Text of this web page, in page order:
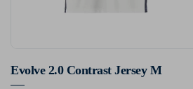
Evolve 2.0 Contrast Jersey M